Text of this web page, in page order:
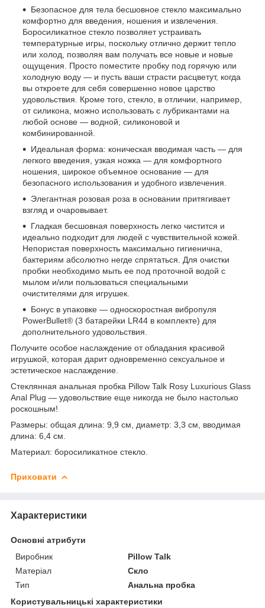
Безопасное для тела бесшовное стекло максимально
комфортно для введения, ношения и извлечения.
Боросиликатное стекло позволяет устраивать
температурные игры, поскольку отлично держит тепло
или холод, позволяя вам получать все новые и новые
ощущения. Просто поместите пробку под горячую или
холодную воду — и пусть ваши страсти расцветут, когда
вы откроете для себя совершенно новое царство
удовольствия. Кроме того, стекло, в отличии, например,
от силикона, можно использовать с лубрикантами на
любой основе — водной, силиконовой и
комбинированной.
Идеальная форма: коническая вводимая часть — для
легкого введения, узкая ножка — для комфортного
ношения, широкое объемное основание — для
безопасного использования и удобного извлечения.
Элегантная розовая роза в основании притягивает
взгляд и очаровывает.
Гладкая бесшовная поверхность легко чистится и
идеально подходит для людей с чувствительной кожей.
Непористая поверхность максимально гигиенична,
бактериям абсолютно негде спрятаться. Для очистки
пробки необходимо мыть ее под проточной водой с
мылом и/или пользоваться специальными
очистителями для игрушек.
Бонус в упаковке — односкоростная вибропуля
PowerBullet® (3 батарейки LR44 в комплекте) для
дополнительного удовольствия.
Получите особое наслаждение от обладания красивой
игрушкой, которая дарит одновременно сексуальное и
эстетическое наслаждение.
Стеклянная анальная пробка Pillow Talk Rosy Luxurious Glass
Anal Plug — удовольствие еще никогда не было настолько
роскошным!
Размеры: общая длина: 9,9 см, диаметр: 3,3 см, вводимая
длина: 6,4 см.
Материал: боросиликатное стекло.
Приховати
Характеристики
Основні атрибути
Виробник
Pillow Talk
Матеріал
Скло
Тип
Анальна пробка
Користувальницькі характеристики